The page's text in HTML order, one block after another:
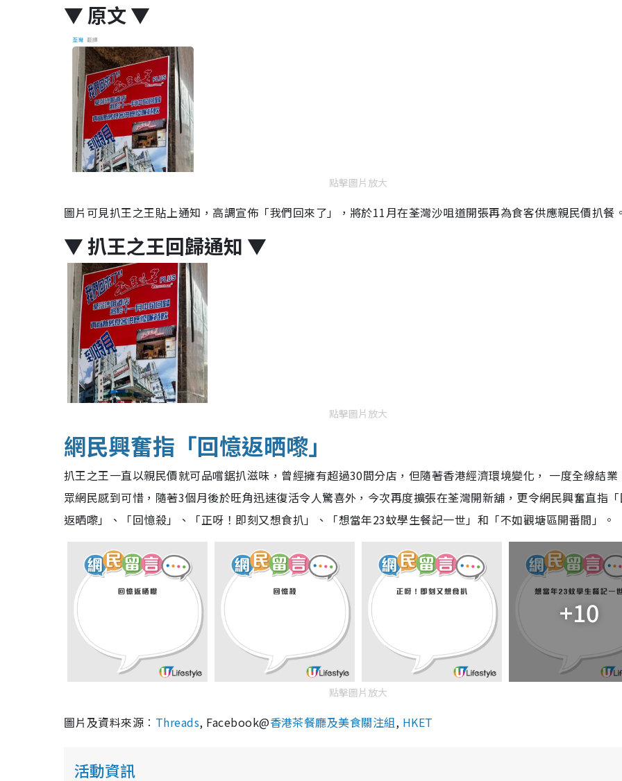
▼ 原文 ▼
點擊圖片放大
圖片可見扒王之王貼上通知，高調宣佈「我們回來了」，將於11月在荃灣沙咀道開張再為食客供應親民價扒餐
▼ 扒王之王回歸通知 ▼
點擊圖片放大
網民興奮指「回憶返晒嚟」
扒王之王一直以親民價就可品嚐鋸扒滋味，曾經擁有超過30間分店，但隨著香港經濟環境變化， 一度全線結業
眾網民感到可惜，隨著3個月後於旺角迅速復活令人驚喜外，今次再度擴張在荃灣開新舖，更令網民興奮直指
返晒嚟」、「回憶殺」、「正呀！即刻又想食扒」、「想當年23蚊學生餐記一世」和「不如觀塘區開番間」。
+10
點擊圖片放大
圖片及資料來源︰ Threads, Facebook@香港茶餐廳及美食關注組, HKET
活動資訊